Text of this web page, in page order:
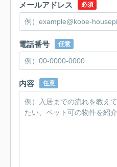
メールアドレス 必須
電話番号 任意
内容 任意